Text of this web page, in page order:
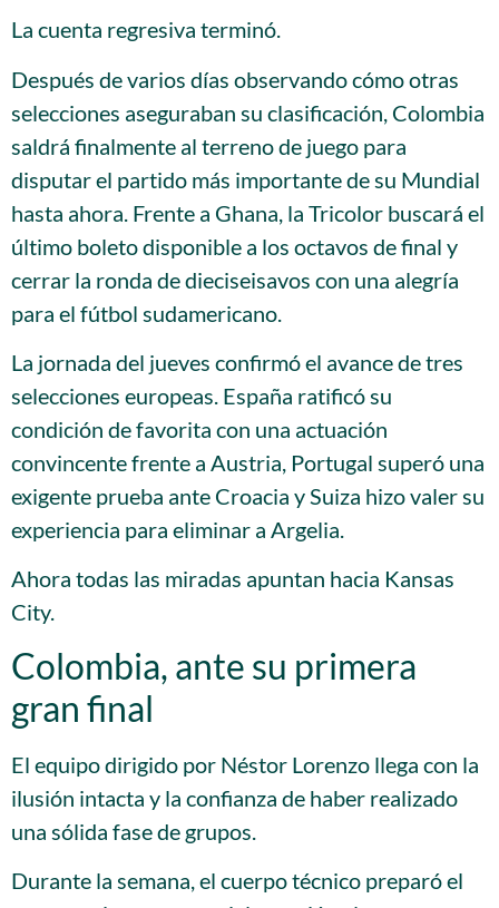
La cuenta regresiva terminó.
Después de varios días observando cómo otras
selecciones aseguraban su clasificación, Colombia
saldrá finalmente al terreno de juego para
disputar el partido más importante de su Mundial
hasta ahora. Frente a Ghana, la Tricolor buscará el
último boleto disponible a los octavos de final y
cerrar la ronda de dieciseisavos con una alegría
para el fútbol sudamericano.
La jornada del jueves confirmó el avance de tres
selecciones europeas. España ratificó su
condición de favorita con una actuación
convincente frente a Austria, Portugal superó una
exigente prueba ante Croacia y Suiza hizo valer su
experiencia para eliminar a Argelia.
Ahora todas las miradas apuntan hacia Kansas
City.
Colombia, ante su primera
gran final
El equipo dirigido por Néstor Lorenzo llega con la
ilusión intacta y la confianza de haber realizado
una sólida fase de grupos.
Durante la semana, el cuerpo técnico preparó el